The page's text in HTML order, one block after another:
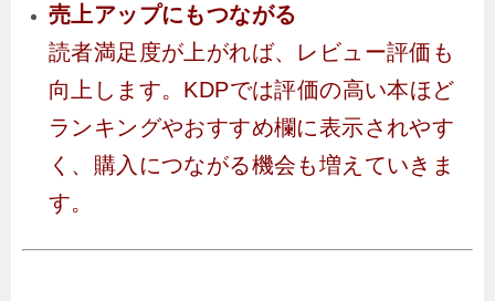
売上アップにもつながる
読者満足度が上がれば、レビュー評価も
向上します。KDPでは評価の高い本ほど
ランキングやおすすめ欄に表示されやす
く、購入につながる機会も増えていきま
す。